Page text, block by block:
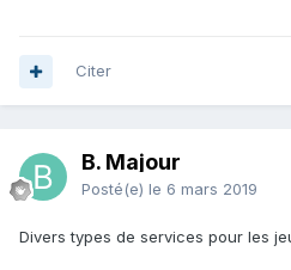
Citer
B. Majour
Posté(e) le 6 mars 2019
Divers types de services pour les